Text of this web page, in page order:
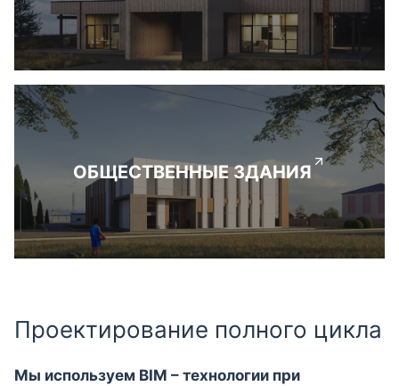
ОБЩЕСТВЕННЫЕ ЗДАНИЯ
Проектирование полного цикла
Мы используем BIM – технологии при